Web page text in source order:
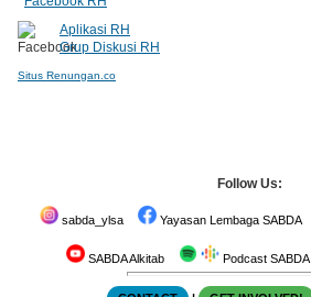
Aplikasi RH
Grup Diskusi RH
Situs Renungan.co
Follow Us:
sabda_ylsa Yayasan Lembaga SABDA
SABDA Alkitab Podcast SABDA